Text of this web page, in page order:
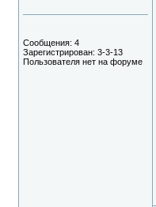
Сообщения: 4
Зарегистрирован: 3-3-13
Пользователя нет на форуме